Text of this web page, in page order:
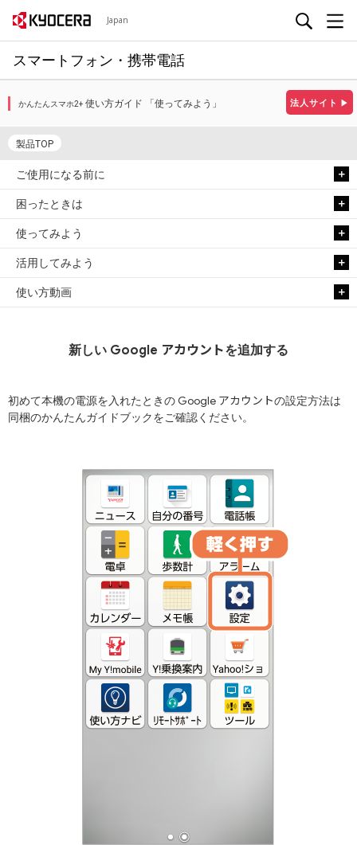
Japan
スマートフォン・携帯電話
法人サイト ▶
かんたんスマホ2+ 使い方ガイド 「使ってみよう」
製品TOP
ご使用になる前に
困ったときは
使ってみよう
活用してみよう
使い方動画
新しい Google アカウントを追加する
初めて本機の電源を入れたときのGoogle アカウントの設定方法は
同梱のかんたんガイドブックをご確認ください。